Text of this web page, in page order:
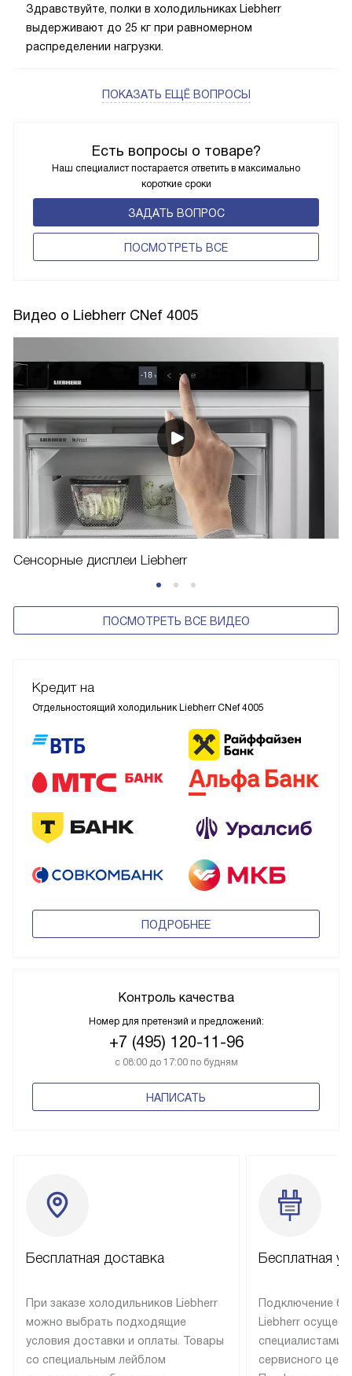
Есть вопросы о товаре?
Наш специалист постарается ответить в максимально
короткие сроки
ЗАДАТЬ ВОПРОС
ПОCМОТРЕТЬ ВСЕ
Здравствуйте, полки в холодильниках Liebherr
выдерживают до 25 кг при равномерном
распределении нагрузки.
ПОКАЗАТЬ ЕЩЁ ВОПРОСЫ
Видео о Liebherr CNef 4005
Сенсорные дисплеи Liebherr
ПОСМОТРЕТЬ ВСЕ ВИДЕО
Кредит на
Отдельностоящий холодильник Liebherr CNef 4005
ПОДРОБНЕЕ
Контроль качества
Номер для претензий и предложений:
+7 (495) 120-11-96
с 08:00 до 17:00 по будням
НАПИСАТЬ
Бесплатная доставка
При заказе холодильников Liebherr
можно выбрать подходящие
условия доставки и оплаты. Товары
со специальным лейблом
Бесплатная
Подключение
Liebherr
специалистами
сервисного